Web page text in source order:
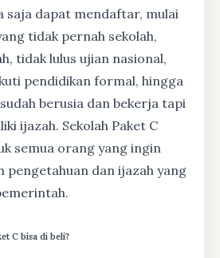
saja dapat mendaftar, mulai
tidak pernah sekolah,
tidak lulus ujian nasional,
pendidikan formal, hingga
berusia dan bekerja tapi
ijazah. Sekolah Paket C
semua orang yang ingin
pengetahuan dan ijazah yang
C bisa di beli?